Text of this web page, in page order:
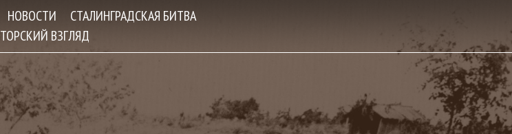
Jump to navigation
НОВОСТИ
СТАЛИНГРАДСКАЯ БИТВА
ВЗГЛЯД